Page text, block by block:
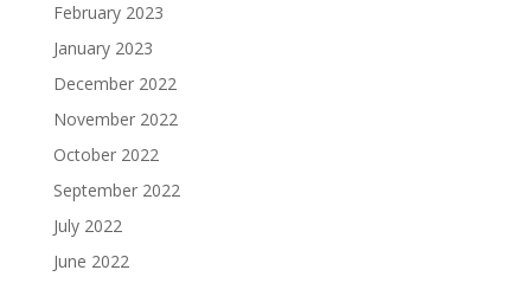
February 2023
January 2023
December 2022
November 2022
October 2022
September 2022
July 2022
June 2022